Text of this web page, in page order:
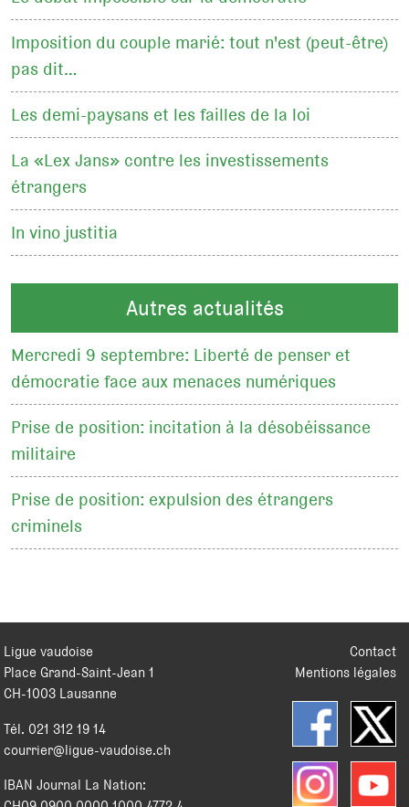
Imposition du couple marié: tout n'est (peut-être)
pas dit…
Les demi-paysans et les failles de la loi
La «Lex Jans» contre les investissements
étrangers
In vino justitia
Autres actualités
Mercredi 9 septembre: Liberté de penser et
démocratie face aux menaces numériques
Prise de position: incitation à la désobéissance
militaire
Prise de position: expulsion des étrangers
criminels
Contact
Mentions légales
Ligue vaudoise
Place Grand-Saint-Jean 1
CH-1003 Lausanne
Tél. 021 312 19 14
courrier@ligue-vaudoise.ch
IBAN Journal La Nation: